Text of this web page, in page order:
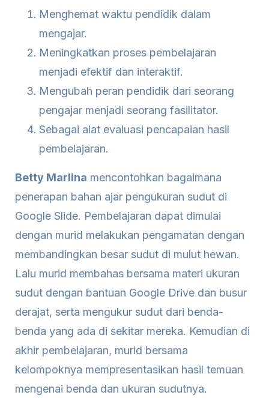
Menghemat waktu pendidik dalam
mengajar.
Meningkatkan proses pembelajaran
menjadi efektif dan interaktif.
Mengubah peran pendidik dari seorang
pengajar menjadi seorang fasilitator.
Sebagai alat evaluasi pencapaian hasil
pembelajaran.
Betty Marlina mencontohkan bagaimana
penerapan bahan ajar pengukuran sudut di
Google Slide. Pembelajaran dapat dimulai
dengan murid melakukan pengamatan dengan
membandingkan besar sudut di mulut hewan.
Lalu murid membahas bersama materi ukuran
sudut dengan bantuan Google Drive dan busur
derajat, serta mengukur sudut dari benda-
benda yang ada di sekitar mereka. Kemudian di
akhir pembelajaran, murid bersama
kelompoknya mempresentasikan hasil temuan
mengenai benda dan ukuran sudutnya.